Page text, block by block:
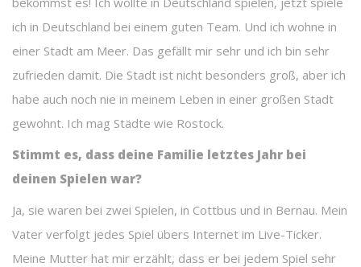
ich in Deutschland bei einem guten Team. Und ich wohne in
einer Stadt am Meer. Das gefällt mir sehr und ich bin sehr
zufrieden damit. Die Stadt ist nicht besonders groß, aber ich
habe auch noch nie in meinem Leben in einer großen Stadt
gewohnt. Ich mag Städte wie Rostock.
Stimmt es, dass deine Familie letztes Jahr bei
deinen Spielen war?
Ja, sie waren bei zwei Spielen, in Cottbus und in Bernau. Mein
Vater verfolgt jedes Spiel übers Internet im Live-Ticker.
Meine Mutter hat mir erzählt, dass er bei jedem Spiel sehr